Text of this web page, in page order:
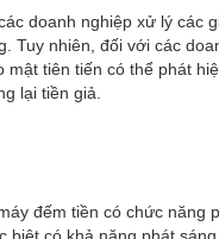
doanh nghiệp xử lý
Tuy nhiên, đối với các
tiên tiến có thể phát
lại tiền giả.
đếm tiền có chức